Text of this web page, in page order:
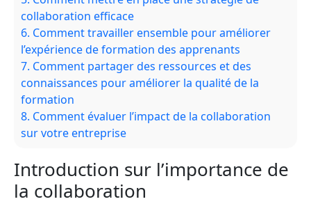
collaboration efficace
6. Comment travailler ensemble pour améliorer
l’expérience de formation des apprenants
7. Comment partager des ressources et des
connaissances pour améliorer la qualité de la
formation
8. Comment évaluer l’impact de la collaboration
sur votre entreprise
Introduction sur l’importance de
la collaboration